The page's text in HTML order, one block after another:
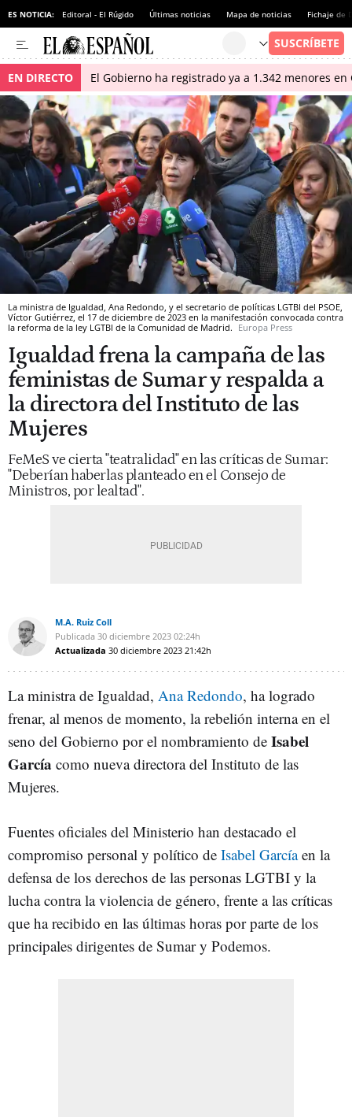
ES NOTICIA: Editoral - El Rúgido Últimas noticias Mapa de noticias Fichaje de
EN DIRECTO El Gobierno ha registrado ya a 1.342 menores
La ministra de Igualdad, Ana Redondo, y el secretario de políticas LGTBI del PSOE,
Víctor Gutiérrez, el 17 de diciembre de 2023 en la manifestación convocada contra
la reforma de la ley LGTBI de la Comunidad de Madrid. Europa Press
Igualdad frena la campaña de las
feministas de Sumar y respalda a
la directora del Instituto de las
Mujeres
FeMeS ve cierta "teatralidad" en las críticas de Sumar:
"Deberían haberlas planteado en el Consejo de
Ministros, por lealtad".
M.A. Ruiz Coll
Publicada 30 diciembre 2023 02:24h
Actualizada 30 diciembre 2023 21:42h
La ministra de Igualdad, Ana Redondo, ha logrado
frenar, al menos de momento, la rebelión interna en el
seno del Gobierno por el nombramiento de Isabel
García como nueva directora del Instituto de las
Mujeres.
Fuentes oficiales del Ministerio han destacado el
compromiso personal y político de Isabel Garcíaen la
defensa de los derechos de las personas LGTBI y la
lucha contra la violencia de género, frente a las críticas
que ha recibido en las últimas horas por parte de los
principales dirigentes de Sumar y Podemos.